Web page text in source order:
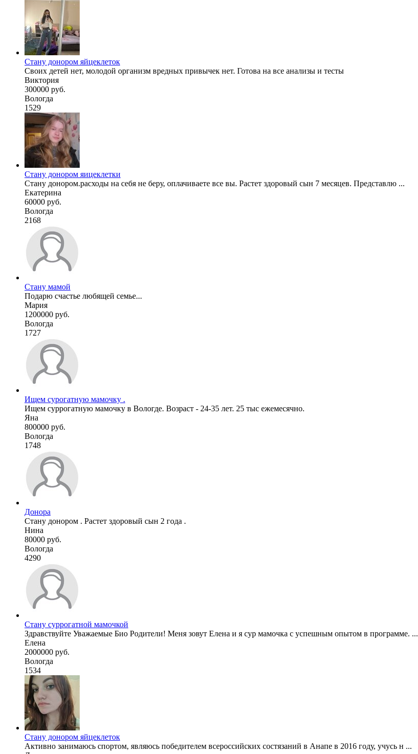
Стану донором яйцеклеток
Своих детей нет, молодой организм вредных привычек нет. Готова на все анализы и тесты
Виктория
300000 руб.
Вологда
1529
Стану донором яицеклетки
Стану донором.расходы на себя не беру, оплачиваете все вы. Растет здоровый сын 7 месяцев. Представлю ...
Екатерина
60000 руб.
Вологда
2168
Стану мамой
Подарю счастье любящей семье...
Мария
1200000 руб.
Вологда
1727
Ищем сурогатную мамочку .
Ищем суррогатную мамочку в Вологде. Возраст - 24-35 лет. 25 тыс ежемесячно.
Яна
800000 руб.
Вологда
1748
Донора
Стану донором . Растет здоровый сын 2 года .
Нина
80000 руб.
Вологда
4290
Стану суррогатной мамочкой
Здравствуйте Уважаемые Био Родители! Меня зовут Елена и я сур мамочка с успешным опытом в программе. ...
Елена
2000000 руб.
Вологда
1534
Стану донором яйцеклеток
Активно занимаюсь спортом, являюсь победителем всероссийских состязаний в Анапе в 2016 году, учусь н ...